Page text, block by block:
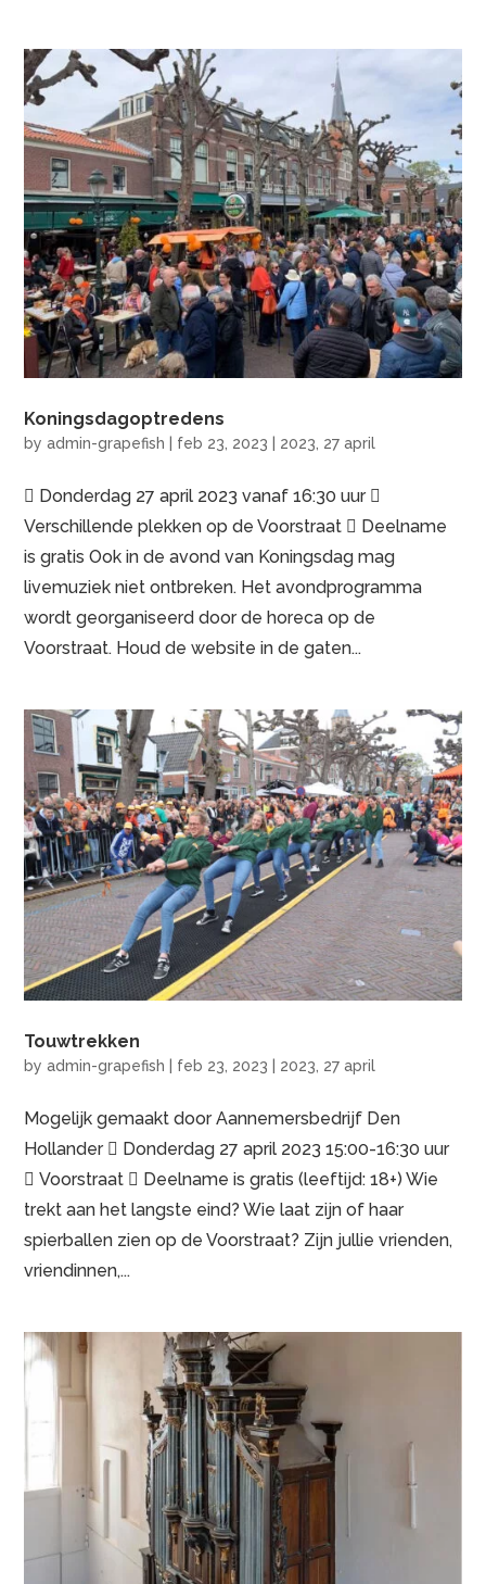
Koningsdagoptredens
byadmin-grapefish | feb 23, 2023 | 2023 27 april
 Donderdag 27 april 2023 vanaf 16:30 uur 
Verschillende plekken op de Voorstraat  Deelname
is gratis Ook in de avond van Koningsdag mag
livemuziek niet ontbreken. Het avondprogramma
wordt georganiseerd door de horeca op de
Voorstraat. Houd de website in de gaten...
Touwtrekken
byadmin-grapefish feb 23, 2023 2023, 27 april
Mogelijk gemaakt door Aannemersbedrijf Den
Hollander  Donderdag 27 april 2023 15:00-16:30 uur
 Voorstraat  Deelname is gratis (leeftijd: 18+) Wie
trekt aan het langste eind? Wie laat zijn of haar
spierballen zien op de Voorstraat? Zijn jullie vrienden,
vriendinnen,...